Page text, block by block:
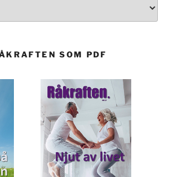
SOM PDF